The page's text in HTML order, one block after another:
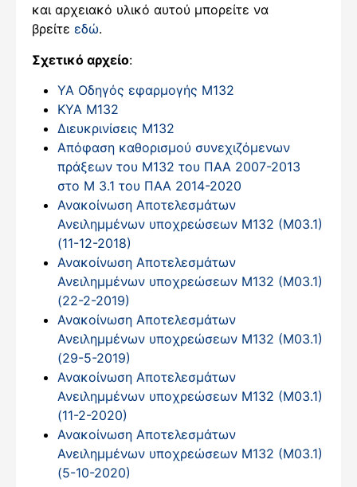
και αρχειακό υλικό αυτού μπορείτε να
βρείτε εδώ.
Σχετικό αρχείο:
ΥΑ Οδηγός εφαρμογής Μ132
ΚΥΑ Μ132
Διευκρινίσεις Μ132
Απόφαση καθορισμού συνεχιζόμενων
πράξεων του Μ132 του ΠΑΑ 2007-2013
στο Μ 3.1 του ΠΑΑ 2014-2020
Ανακοίνωση Αποτελεσμάτων
Ανειλημμένων υποχρεώσεων Μ132 (Μ03.1)
(11-12-2018)
Ανακοίνωση Αποτελεσμάτων
Ανειλημμένων υποχρεώσεων Μ132 (Μ03.1)
(22-2-2019)
Ανακοίνωση Αποτελεσμάτων
Ανειλημμένων υποχρεώσεων Μ132 (Μ03.1)
(29-5-2019)
Ανακοίνωση Αποτελεσμάτων
Ανειλημμένων υποχρεώσεων Μ132 (Μ03.1)
(11-2-2020)
Ανακοίνωση Αποτελεσμάτων
Ανειλημμένων υποχρεώσεων Μ132 (Μ03.1)
(5-10-2020)